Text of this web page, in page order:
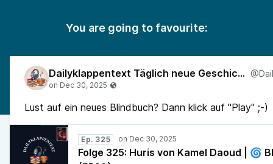
You are going to favourite:
Dailyklappentext Täglich neue Geschichten!
Lust auf ein neues Blindbuch? Dann klick auf "Play" ;-)
Ep. 325
Folge 325: Huris von Kamel Daoud | 🌀